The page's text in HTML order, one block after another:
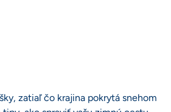
zatiaľ čo krajina pokrytá snehom